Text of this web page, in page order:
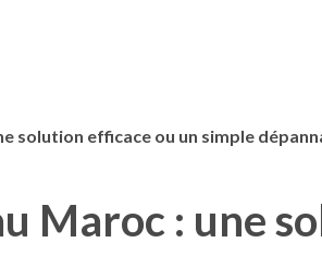
solution efficace ou un simple
Maroc : une